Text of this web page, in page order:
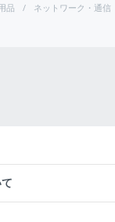
品 ネットワーク・通信